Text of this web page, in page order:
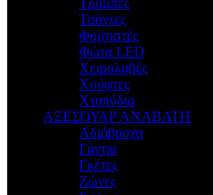
Τρόμπες
Τσάντες
Φορτιστές
Φώτα LED
Χειρολαβές
Χούφτες
Χταπόδια
ΑΞΕΣΟΥΑΡ ΑΝΑΒΑΤΗ
Αδιάβροχα
Γάντια
Γκέτες
Ζώνες